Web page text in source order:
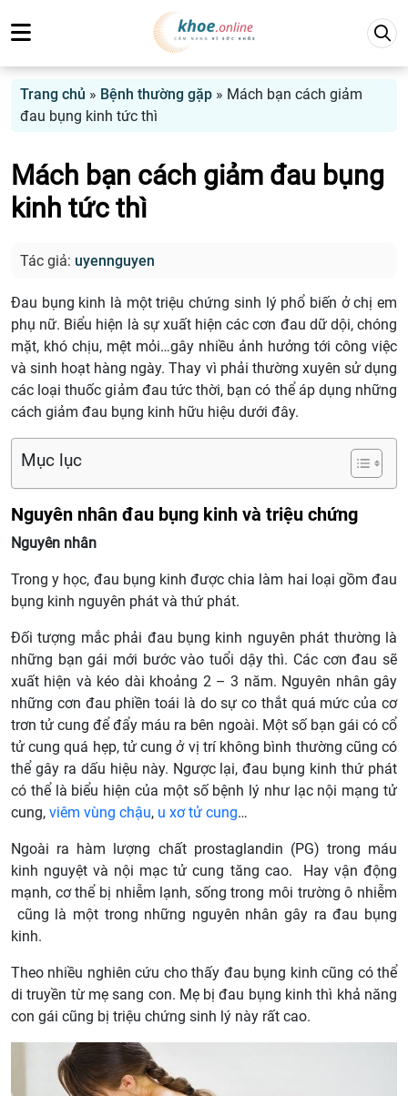
Trang chủ » Bệnh thường gặp » Mách bạn cách giảm
đau bụng kinh tức thì
Mách bạn cách giảm đau bụng
kinh tức thì
Tác giả: uyennguyen
Đau bụng kinh là một triệu chứng sinh lý phổ biến ở chị em
phụ nữ. Biểu hiện là sự xuất hiện các cơn đau dữ dội, chóng
mặt, khó chịu, mệt mỏi…gây nhiều ảnh hưởng tới công việc
và sinh hoạt hàng ngày. Thay vì phải thường xuyên sử dụng
các loại thuốc giảm đau tức thời, bạn có thể áp dụng những
cách giảm đau bụng kinh hữu hiệu dưới đây.
Mục lục
Nguyên nhân đau bụng kinh và triệu chứng
Nguyên nhân
Trong y học, đau bụng kinh được chia làm hai loại gồm đau
bụng kinh nguyên phát và thứ phát.
Đối tượng mắc phải đau bụng kinh nguyên phát thường là
những bạn gái mới bước vào tuổi dậy thì. Các cơn đau sẽ
xuất hiện và kéo dài khoảng 2 – 3 năm. Nguyên nhân gây
những cơn đau phiền toái là do sự co thắt quá mức của cơ
trơn tử cung để đẩy máu ra bên ngoài. Một số bạn gái có cổ
tử cung quá hẹp, tử cung ở vị trí không bình thường cũng có
thể gây ra dấu hiệu này. Ngược lại, đau bụng kinh thứ phát
có thể là biểu hiện của một số bệnh lý như lạc nội mạng tử
cung, viêm vùng chậu, u xơ tử cung…
Ngoài ra hàm lượng chất prostaglandin (PG) trong máu
kinh nguyệt và nội mạc tử cung tăng cao. Hay vận động
mạnh, cơ thể bị nhiễm lạnh, sống trong môi trường ô nhiễm
cũng là một trong những nguyên nhân gây ra đau bụng
kinh.
Theo nhiều nghiên cứu cho thấy đau bụng kinh cũng có thể
di truyền từ mẹ sang con. Mẹ bị đau bụng kinh thì khả năng
con gái cũng bị triệu chứng sinh lý này rất cao.